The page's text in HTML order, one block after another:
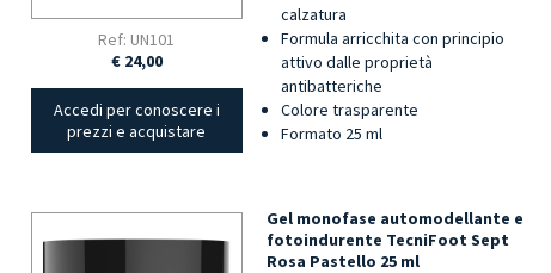
Ref: UN101
€ 24,00
Accedi per conoscere i
prezzi e acquistare
calzatura
Formula arricchita con principio
attivo dalle proprietà
antibatteriche
Colore trasparente
Formato 25 ml
Gel monofase automodellante e
fotoindurente TecniFoot Sept
Rosa Pastello 25 ml